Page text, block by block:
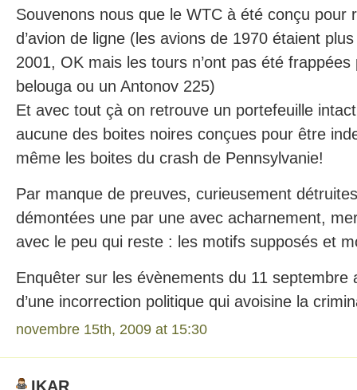
Souvenons nous que le WTC à été conçu pour
d’avion de ligne (les avions de 1970 étaient
2001, OK mais les tours n’ont pas été
belouga ou un Antonov 225)
Et avec tout çà on retrouve un portefeuille
aucune des boites noires conçues pour être
même les boites du crash de Pennsylvanie!
Par manque de preuves, curieusement
démontées une par une avec acharnement,
avec le peu qui reste : les motifs supposés et
Enquêter sur les évènements du 11 septembre
d’une incorrection politique qui avoisine la
novembre 15th, 2009 at 15:30
IKAR